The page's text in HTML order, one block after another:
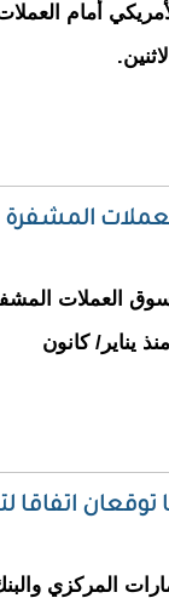
أمام
المشفرة
العملات
يناير/ كانون
توقعان اتفاقا
المركزي والبنك